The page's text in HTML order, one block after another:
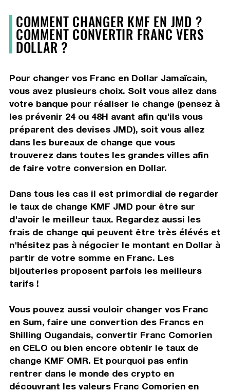
COMMENT CHANGER KMF EN JMD ?
COMMENT CONVERTIR FRANC VERS
DOLLAR ?
Pour changer vos Franc en Dollar Jamaïcain,
vous avez plusieurs choix. Soit vous allez dans
votre banque pour réaliser le change (pensez à
les prévenir 24 ou 48H avant afin qu'ils vous
préparent des devises JMD), soit vous allez
dans les bureaux de change que vous
trouverez dans toutes les grandes villes afin
de faire votre conversion en Dollar.
Dans tous les cas il est primordial de regarder
le taux de change KMF JMD pour être sur
d'avoir le meilleur taux. Regardez aussi les
frais de change qui peuvent être très élévés et
n'hésitez pas à négocier le montant en Dollar à
partir de votre somme en Franc. Les
bijouteries proposent parfois les meilleurs
tarifs !
Vous pouvez aussi vouloir changer vos Franc
en Sum, faire une convertion des Francs en
Shilling Ougandais, convertir Franc Comorien
en CELO ou bien encore obtenir le taux de
change KMF OMR. Et pourquoi pas enfin
rentrer dans le monde des crypto en
découvrant les valeurs Franc Comorien en